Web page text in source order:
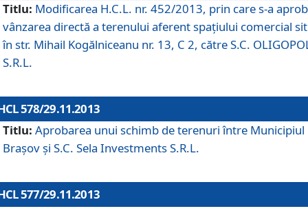
Titlu: Modificarea H.C.L. nr. 452/2013, prin care s-a
vânzarea directă a terenului aferent spaţiului comercial
în str. Mihail Kogălniceanu nr. 13, C 2, către S.C.
S.R.L.
578/29.11.2013
Titlu: Aprobarea unui schimb de terenuri între Municipiul
Braşov şi S.C. Sela Investments S.R.L.
577/29.11.2013